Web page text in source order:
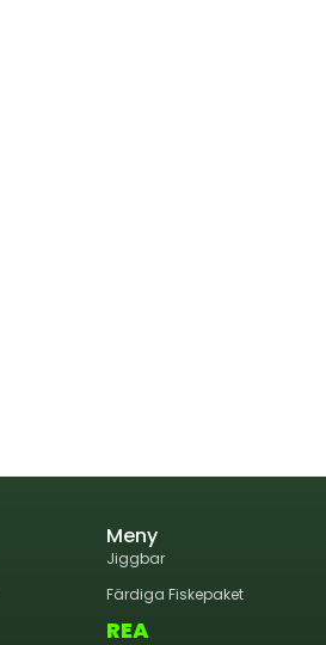
Meny
Jiggbar
Färdiga Fiskepaket
REA